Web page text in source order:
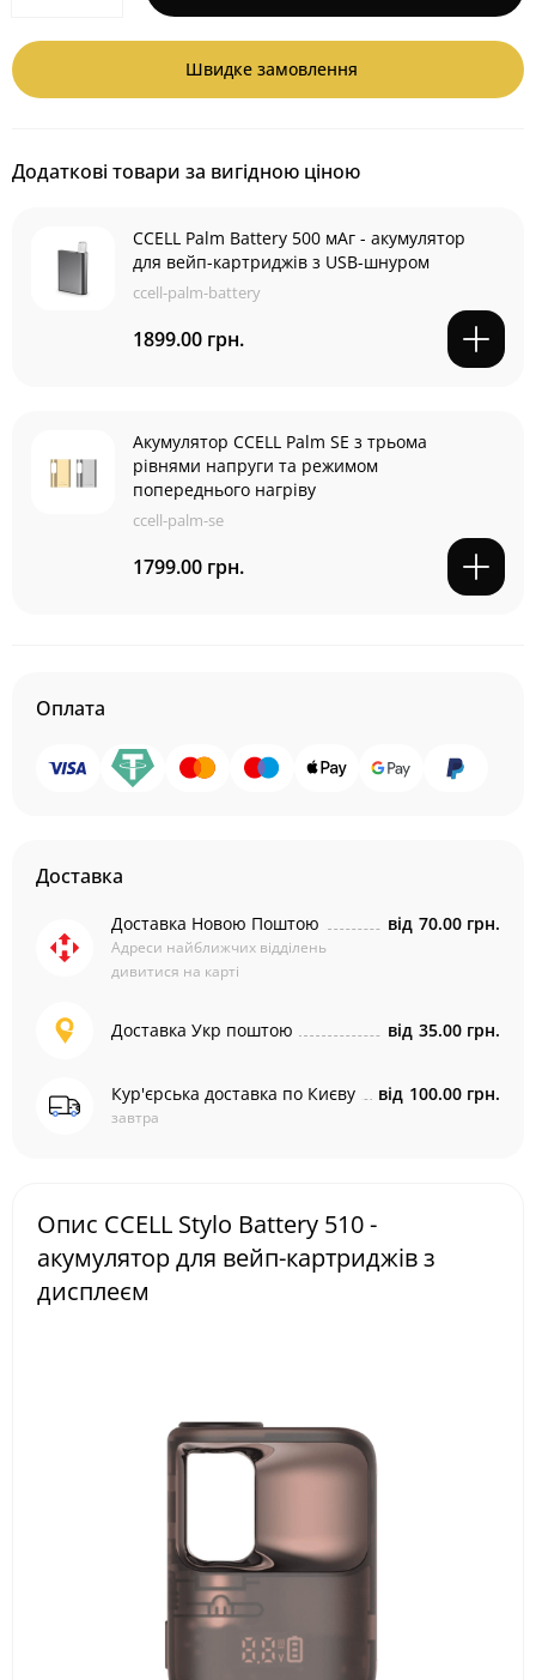
Швидке замовлення
Додаткові товари за вигідною ціною
CCELL Palm Battery 500 мАг - акумулятор
для вейп-картриджів з USB-шнуром
ccell-palm-battery
1899.00 грн.
Акумулятор CCELL Palm SE з трьома
рівнями напруги та режимом
попереднього нагріву
ccell-palm-se
1799.00 грн.
Оплата
Доставка
Доставка Новою Поштою
Адреси найближчих відділень
дивитися на карті
від 70.00 грн.
Доставка Укр поштою від 35.00 грн.
Кур'єрська доставка по Києву
завтра
від 100.00 грн.
Опис CCELL Stylo Battery 510 -
акумулятор для вейп-картриджів з
дисплеєм